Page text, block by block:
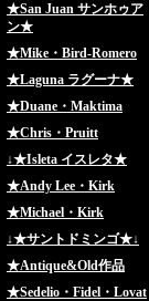
★San Juan サンホゥア
ン★
★Mike・Bird-Romero
★Laguna ラグーナ★
★Duane・Maktima
★Chris・Pruitt
↓★Isleta イスレタ★
★Andy Lee・Kirk
★Michael・Kirk
↓★サントドミンゴ★↓
★Antique&Old作品
★Sedelio・Fidel・Lovat